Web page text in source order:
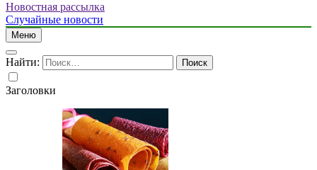
Новостная рассылка
Случайные новости
Меню
Найти:
Заголовки